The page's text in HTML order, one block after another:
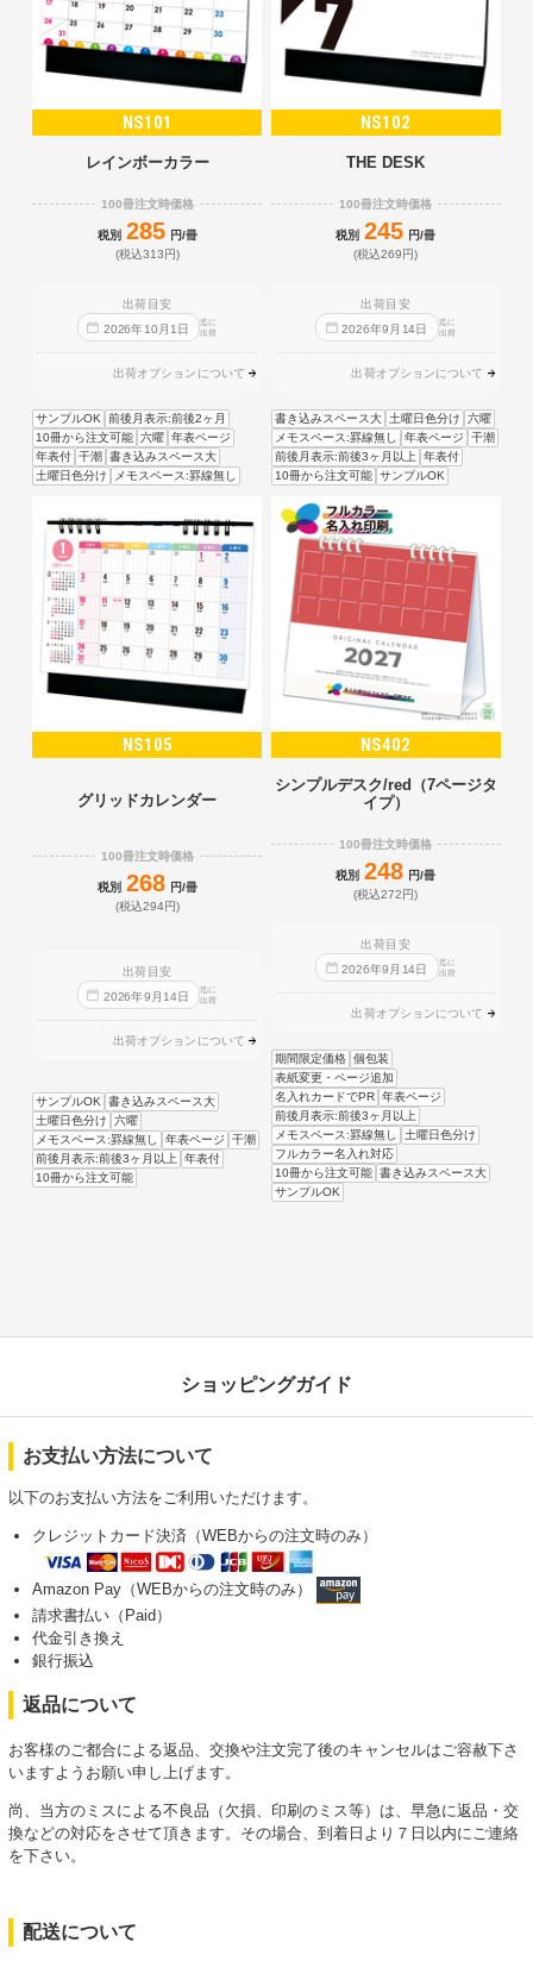
NS101
レインボーカラー
100冊注文時価格
税別 285 円/冊
(税込313円)
出荷目安
2026年10 月 1 日
迄に
出荷
出荷オプションについて
サンプルOK
前後月表示:前後2ヶ月
10冊から注文可能 六曜 年表ページ
年表付 干潮 書き込みスペース大
土曜日色分け
メモスペース:罫線無し
NS102
THE DESK
100冊注文時価格
税別 245 円/冊
(税込269円)
出荷目安
2026年9 月 14日
迄に
出荷
出荷オプションについて
書き込みスペース大 土曜日色分け
六曜
メモスペース:罫線無し
年表ページ
干潮
前後月表示:前後3ヶ月以上
年表付
10冊から注文可能 サンプルOK
NS105
グリッドカレンダー
100冊注文時価格
税別 268 円/冊
(税込294円)
出荷目安
2026年9 月 14日
迄に
出荷
出荷オプションについて
サンプルOK
書き込みスペース大
土曜日色分け
六曜
メモスペース:罫線無し
年表ページ
干潮
前後月表示:前後3ヶ月以上
年表付
10冊から注文可能
NS402
シンプルデスク/red（7ページタ
イプ）
100冊注文時価格
税別 248 円/冊
(税込272円)
出荷目安
2026年9 月 14日
迄に
出荷
出荷オプションについて
期間限定価格 個包装
表紙変更・ページ追加
名入れカードでPR 年表ページ
前後月表示:前後3ヶ月以上
メモスペース:罫線無し
土曜日色分け
フルカラー名入れ対応
10冊から注文可能 書き込みスペース大
サンプルOK
ショッピングガイド
お支払い方法について
以下のお支払い方法をご利用いただけます。
クレジットカード決済（WEBからの注文時のみ）
Amazon Pay（WEBからの注文時のみ）
請求書払い（Paid）
代金引き換え
銀行振込
返品について
お客様のご都合による返品、交換や注文完了後のキャンセルはご容赦下さ
いますようお願い申し上げます。
尚、当方のミスによる不良品（欠損、印刷のミス等）は、早急に返品・交
換などの対応をさせて頂きます。その場合、到着日より７日以内にご連絡
を下さい。
配送について